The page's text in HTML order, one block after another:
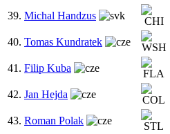
39. Michal Handzus
40. Tomas Kundratek
41. Filip Kuba
42. Jan Hejda
43. Roman Polak